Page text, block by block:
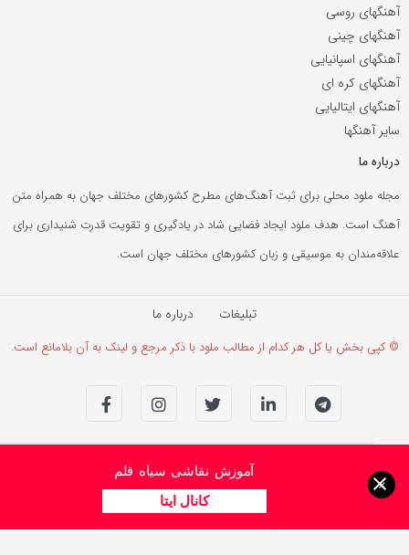
آهنگهای روسی
آهنگهای چینی
آهنگهای اسپانیایی
آهنگهای کره ای
آهنگهای ایتالیایی
سایر آهنگها
درباره ما
مجله ملود محلی برای ثبت آهنگ‌های مطرح کشورهای مختلف جهان به همراه متن
آهنگ است. هدف ملود ایجاد فضایی شاد در یادگیری و تقویت قدرت شنیداری برای
علاقه‌مندان به موسیقی و زبان کشورهای مختلف جهان است.
تبلیغات درباره ما
© کپی بخش یا کل هر کدام از مطالب ملود با ذکر مرجع و لینک به آن بلامانع است.
آموزش نقاشی سیاه قلم
کانال ایتا
×